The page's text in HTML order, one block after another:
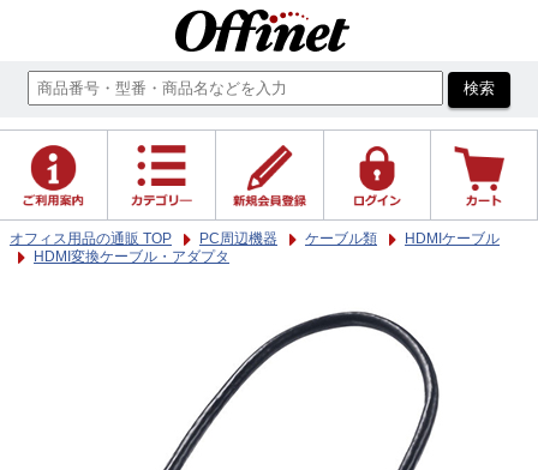
オフィス用品の通販 TOP PC周辺機器 ケーブル類
HDMIケーブル
HDMI変換ケーブル・アダプタ